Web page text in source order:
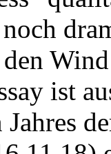
ist
Jahres